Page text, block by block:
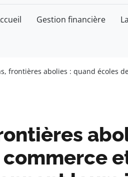
Gestion financière
frontières abolies : quand écoles